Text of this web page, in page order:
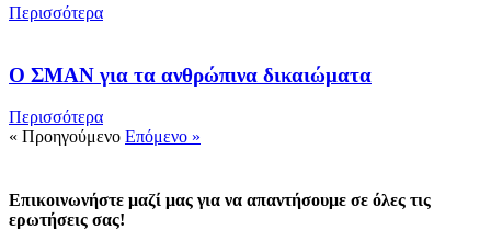
Περισσότερα
Ο ΣΜΑΝ για τα ανθρώπινα δικαιώματα
Περισσότερα
« Προηγούμενο Επόμενο »
Επικοινωνήστε μαζί μας για να απαντήσουμε σε όλες τις
ερωτήσεις σας!